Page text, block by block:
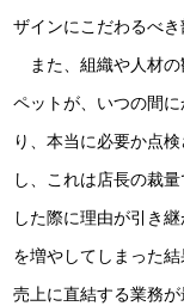
ザインにこだわるべき
また、組織や人材の
ペットが、いつの間
り、本当に必要か点
し、これは店長の裁
した際に理由が引き
を増やしてしまった
売上に直結する業務